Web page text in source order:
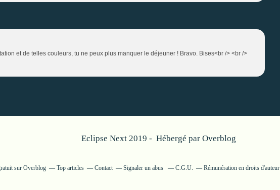
et de telles couleurs, tu ne peux plus manquer le déjeuner ! Bravo. Bises<br /> <br />
Eclipse Next 2019 - Hébergé par Overblog
sur Overblog Top articles Contact Signaler un abus C.G.U. Rémunération en droits d'auteur